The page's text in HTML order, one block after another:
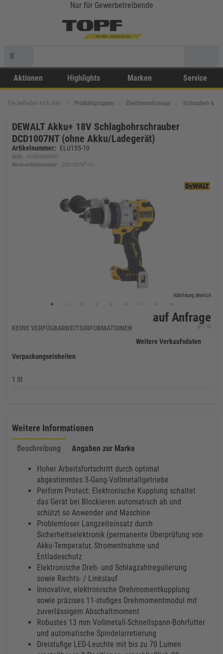
Nur für Gewerbetreibende
K
Aktionen Highlights Marken Service
Sie befinden sich hier: Produktgruppen Elektrowerkzeuge Schrauben &
DEWALT Akku+ 18V Schlagbohrschrauber
DCD1007NT (ohne Akku/Ladegerät)
Artikelnummer: ELU155-10
EAN:
5035048806807
Werksartikelnummer:
DCD1007NT-XJ
Abbildung ähnlich
auf Anfrage
KEINE VERFÜGBARKEITSINFORMATIONEN je 1 St
Weitere Verkaufsdaten
Verpackungseinheiten
1 St
Weitere Informationen
Beschreibung Angaben zur Marke
Hoher Arbeitsfortschritt durch optimal
abgestimmtes 3-Gang-Vollmetallgetriebe
Perform Protect: Elektronische Kupplung schaltet
das Gerät bei Blockieren automatisch ab und
schützt so Anwender und Maschine
Problemloser Langzeiteinsatz durch
Sicherheitselektronik (permanente Überprüfung von
Akku-Temperatur, Stromentnahme und
Entladeschutz
Elektronische Dreh- und Schlagzahlregulierung
sowie Rechts- / Linkslauf
Innovative, elektronische Drehmomentkupplung
sowie präzises 11-stufiges Drehmomentmodul mit
zuverlässigem Abschaltmoment
Robustes 13 mm Vollmetall-Schnellspann-Bohrfutter
und automatische Spindelarretierung
Dreistufige LED-Leuchte mit bis zu 70 Lumen